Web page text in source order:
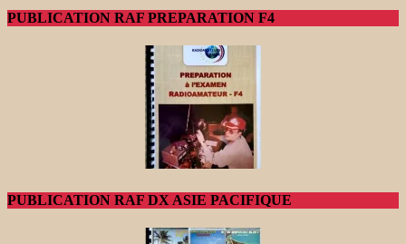
PUBLICATION RAF PREPARATION F4
PUBLICATION RAF DX ASIE PACIFIQUE